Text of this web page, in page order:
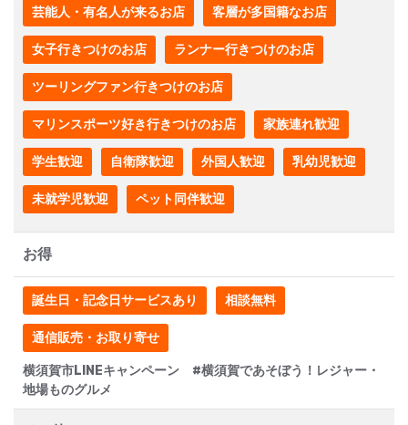
芸能人・有名人が来るお店 客層が多国籍なお店
女子行きつけのお店 ランナー行きつけのお店
ツーリングファン行きつけのお店
マリンスポーツ好き行きつけのお店 家族連れ歓迎
学生歓迎 自衛隊歓迎 外国人歓迎 乳幼児歓迎
未就学児歓迎 ペット同伴歓迎
お得
誕生日・記念日サービスあり 相談無料
通信販売・お取り寄せ
横須賀市LINEキャンペーン #横須賀であそぼう！レジャー・
地場ものグルメ